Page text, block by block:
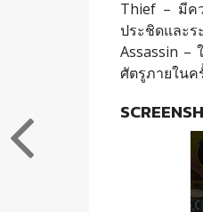
Thief – มีค
ประชิดและร
Assassin –
ศัตรูภายในค